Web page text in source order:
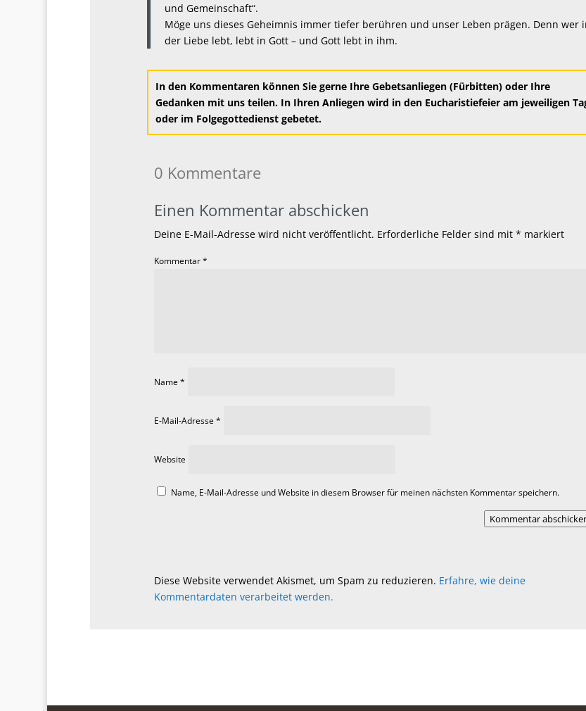
und Gemeinschaft“.
Möge uns dieses Geheimnis immer tiefer berühren und unser Leben prägen. Denn wer
der Liebe lebt, lebt in Gott – und Gott lebt in ihm.
In den Kommentaren können Sie gerne Ihre Gebetsanliegen (Fürbitten) oder Ihre
Gedanken mit uns teilen. In Ihren Anliegen wird in den Eucharistiefeier am jeweiligen
oder im Folgegottedienst gebetet.
0 Kommentare
Einen Kommentar abschicken
Deine E-Mail-Adresse wird nicht veröffentlicht. Erforderliche Felder sind mit * markiert
Kommentar*
Name *
E-Mail-Adresse *
Website
Name, E-Mail-Adresse und Website in diesem Browser für meinen nächsten Kommentar speichern.
Kommentar
Diese Website verwendet Akismet, um Spam zu reduzieren. Erfahre, wie deine
Kommentardaten verarbeitet werden.